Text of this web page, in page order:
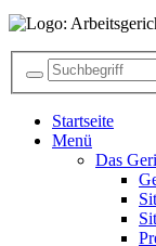
Startseite
Menü
Das